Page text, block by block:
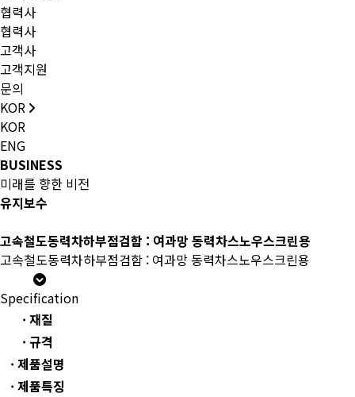
협력사
협력사
고객사
고객지원
문의
KOR
KOR
ENG
BUSINESS
미래를 향한 비전
유지보수
고속철도동력차하부점검함 : 여과망 동력차스노우스크린용
고속철도동력차하부점검함 : 여과망 동력차스노우스크린용
Specification
· 재질
· 규격
· 제품설명
· 제품특징